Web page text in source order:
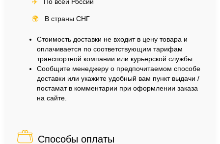
🌍 В страны СНГ
Стоимость доставки не входит в цену товара и
оплачивается по соответствующим тарифам
транспортной компании или курьерской службы.
Сообщите менеджеру о предпочитаемом способе
доставки или укажите удобный вам пункт выдачи /
постамат в комментарии при оформлении заказа
на сайте.
Способы оплаты